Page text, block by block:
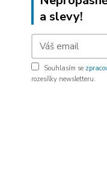
a slevy!
Souhlasím se
rozesílky newsletteru.